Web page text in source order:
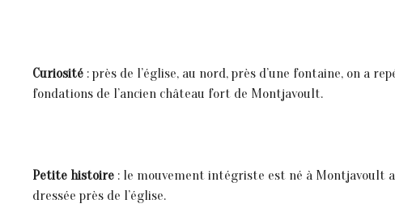
Curiosité : près de l’église, au nord, près d’une fontaine, on a
fondations de l’ancien château fort de Montjavoult.
Petite histoire : le mouvement intégriste est né à Montjavoult
dressée près de l’église.